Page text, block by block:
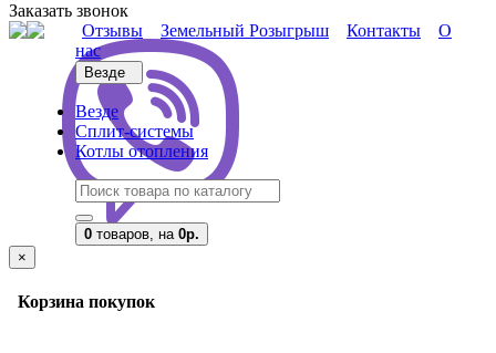
Заказать звонок
Отзывы
Земельный Розыгрыш Контакты
О
нас
Везде
Везде
Сплит-системы
Котлы отопления
0 товаров, на 0р.
×
Корзина покупок